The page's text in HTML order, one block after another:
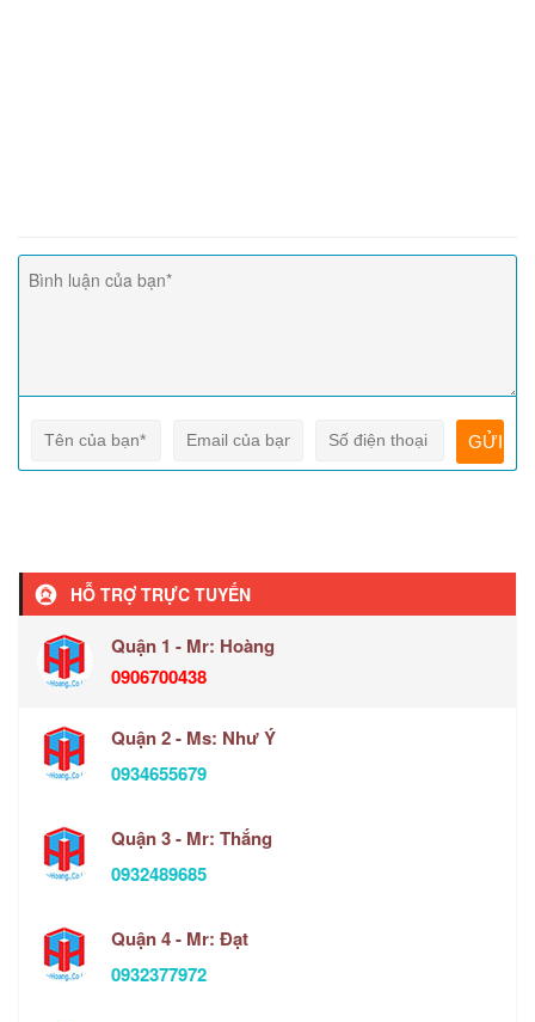
HỖ TRỢ TRỰC TUYẾN
Quận 1 - Mr: Hoàng
0906700438
Quận 2 - Ms: Như Ý
0934655679
Quận 3 - Mr: Thắng
0932489685
Quận 4 - Mr: Đạt
0932377972